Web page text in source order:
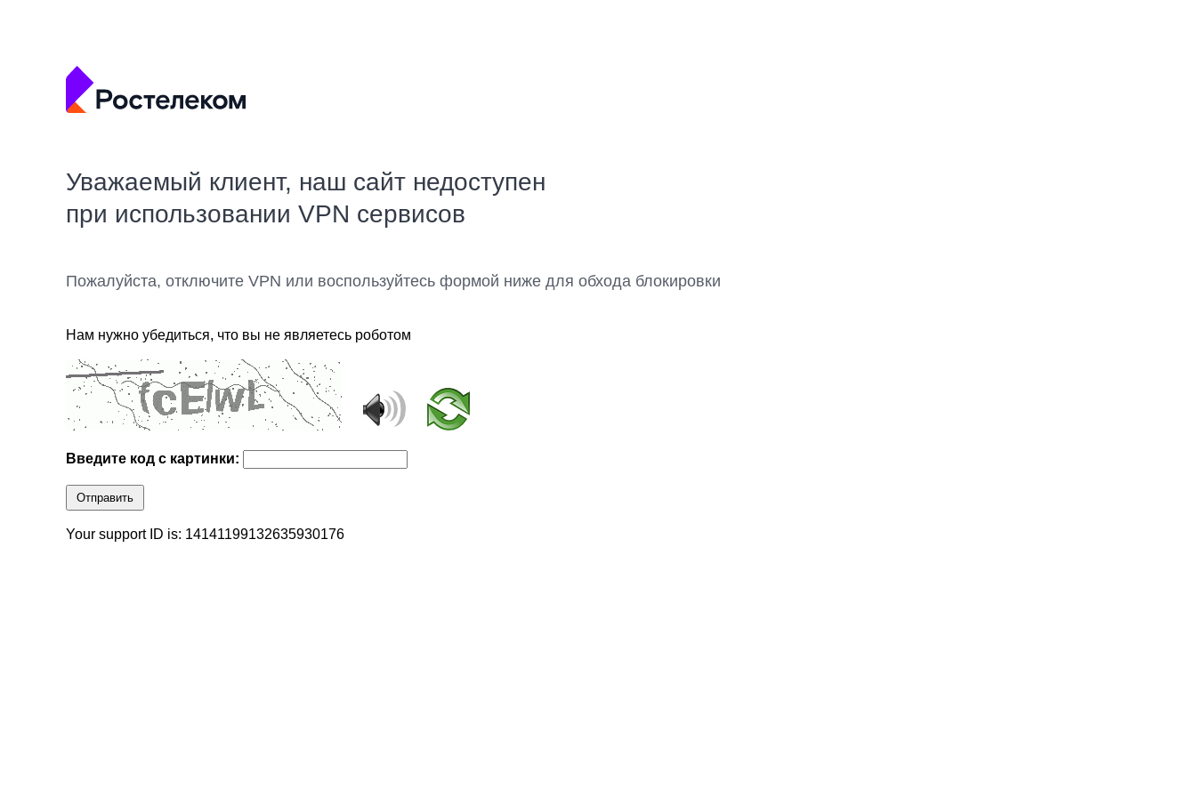
Уважаемый клиент, наш сайт недоступен
при использовании VPN сервисов
Пожалуйста, отключите VPN или воспользуйтесь формой ниже для обхода блокировки
Нам нужно убедиться, что вы не являетесь роботом
Введите код с картинки:
Отправить
Your support ID is: 14141199132635930176